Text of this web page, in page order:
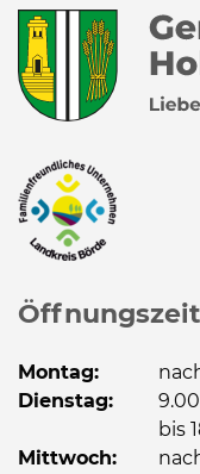
Montag:
Dienstag:
bis
Mittwoch: